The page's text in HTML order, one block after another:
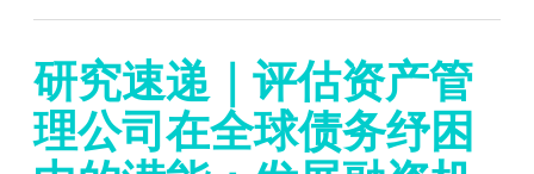
研究速递｜评估资产管
理公司在全球债务纾困